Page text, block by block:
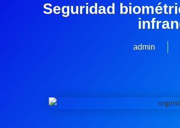
Seguridad
admin